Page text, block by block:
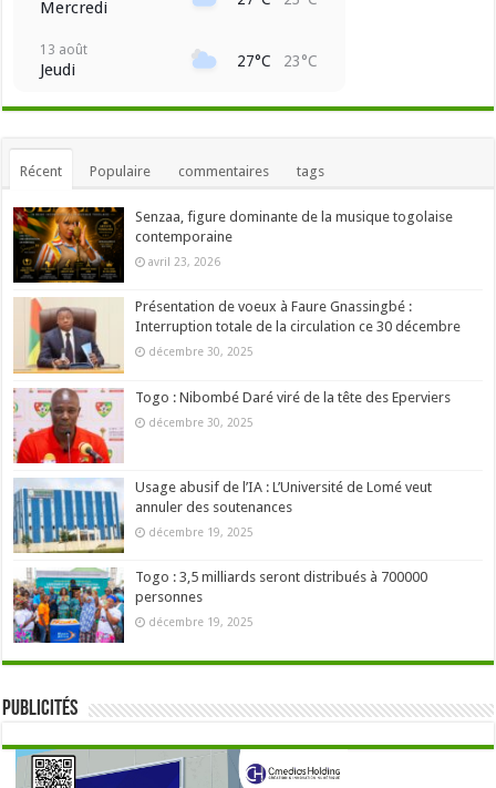
Mercredi
13 août
Jeudi 27°C 23°C
Récent Populaire commentaires tags
Senzaa, figure dominante de la musique togolaise
contemporaine
avril 23, 2026
Présentation de voeux à Faure Gnassingbé :
Interruption totale de la circulation ce 30 décembre
décembre 30, 2025
Togo : Nibombé Daré viré de la tête des Eperviers
décembre 30, 2025
Usage abusif de l’IA : L’Université de Lomé veut
annuler des soutenances
décembre 19, 2025
Togo : 3,5 milliards seront distribués à 700000
personnes
décembre 19, 2025
Publicités